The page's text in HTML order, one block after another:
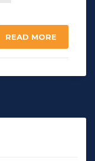
READ MORE